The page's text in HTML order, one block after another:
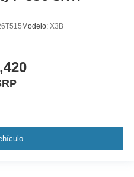
Modelo: X3B